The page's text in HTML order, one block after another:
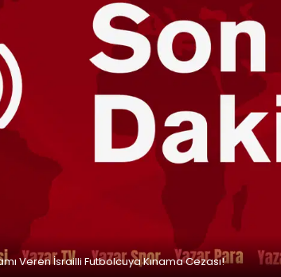
Veren İsrailli Futbolcuya Kınama Cezası!